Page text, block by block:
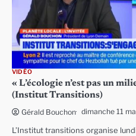
VIDÉO
« L’écologie n’est pas un
(Institut Transitions)
Gérald Bouchon dimanche 11
L’Institut transitions organise